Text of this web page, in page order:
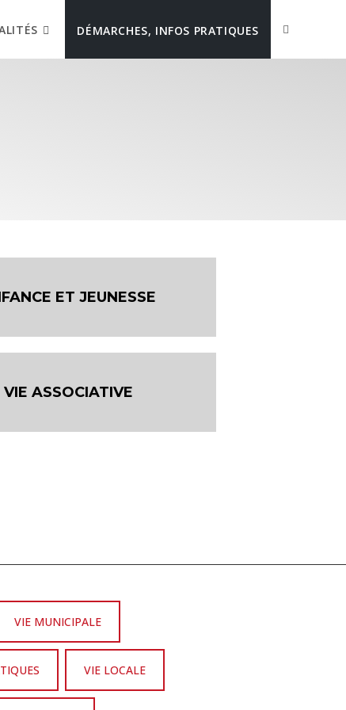
DÉMARCHES, INFOS PRATIQUES
ET JEUNESSE
VIE ASSOCIATIVE
VIE MUNICIPALE
VIE LOCALE